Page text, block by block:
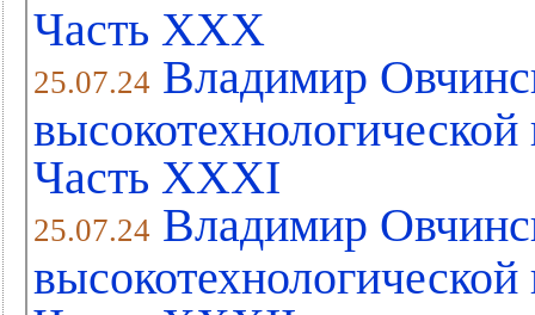
Часть XХX
25.07.24 Владимир
Часть XХXI
25.07.24 Владимир